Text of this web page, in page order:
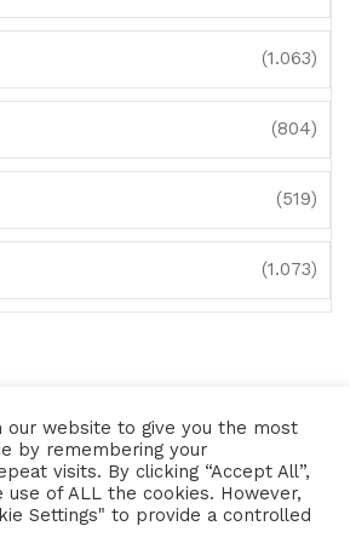
(1.063)
(804)
(519)
(1.073)
our website to give you the most
by remembering your
visits. By clicking “Accept All”,
of ALL the cookies. However,
Settings" to provide a controlled